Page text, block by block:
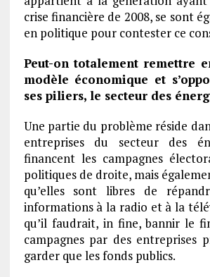
crise financière de 2008, se sont
en politique pour contester ce
Peut-on totalement remettre
modèle économique et
ses piliers, le secteur des
Une partie du problème réside
entreprises du secteur des
financent les campagnes
politiques de droite, mais
qu’elles sont libres de
informations à la radio et à la
qu’il faudrait, in fine, bannir le
campagnes par des entreprises
garder que les fonds publics.